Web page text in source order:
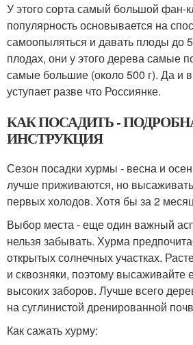
У этого сорта самый большой фан-
популярность основывается на
самоопыляться и давать плоды до
плодах, они у этого дерева самые
самые большие (около 500 г). Да и в
уступает разве что Россиянке.
КАК ПОСАДИТЬ -
ИНСТРУКЦИЯ
Сезон посадки хурмы - весна и
лучше приживаются, но
первых холодов. Хотя бы за 2
Выбор места - еще один важный
нельзя забывать. Хурма
открытых солнечных участках.
и сквозняки, поэтому высаживайте
высоких заборов. Лучше всего
на суглинистой дренированной
Как сажать хурму: